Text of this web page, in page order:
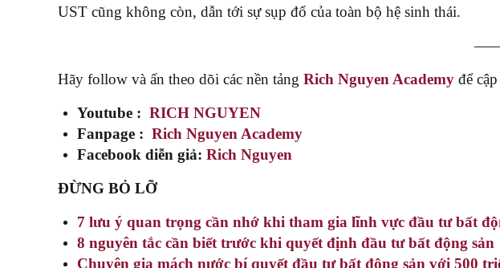
UST cũng không còn, dẫn tới sự sụp đổ của toàn bộ hệ sinh thái.
Hãy follow và ấn theo dõi các nền tảng Rich Nguyen Academy để
Youtube : RICH NGUYEN
Fanpage : Rich Nguyen Academy
Facebook diễn giả: Rich Nguyen
ĐỪNG BỎ LỠ
7 lưu ý quan trọng cần nhớ khi tham gia lĩnh vực đầu tư bất
8 nguyên tắc cần biết trước khi quyết định đầu tư bất động sản
Chuyên gia mách nước bí quyết đầu tư bất động sản với 500